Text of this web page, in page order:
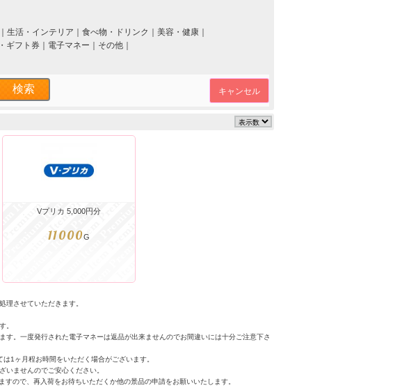
生活・インテリア 食べ物・ドリンク 美容・健康｜
ギフト券｜ 電子マネー その他｜
キャンセル
Vプリカ 5,000円分
11000G
させていただきます。
。
。一度発行された電子マネーは返品が出来ませんのでお間違いには十分ご注意下さ
1ヶ月程お時間をいただく場合がございます。
ませんのでご安心ください。
ので、再入荷をお待ちいただくか他の景品の申請をお願いいたします。